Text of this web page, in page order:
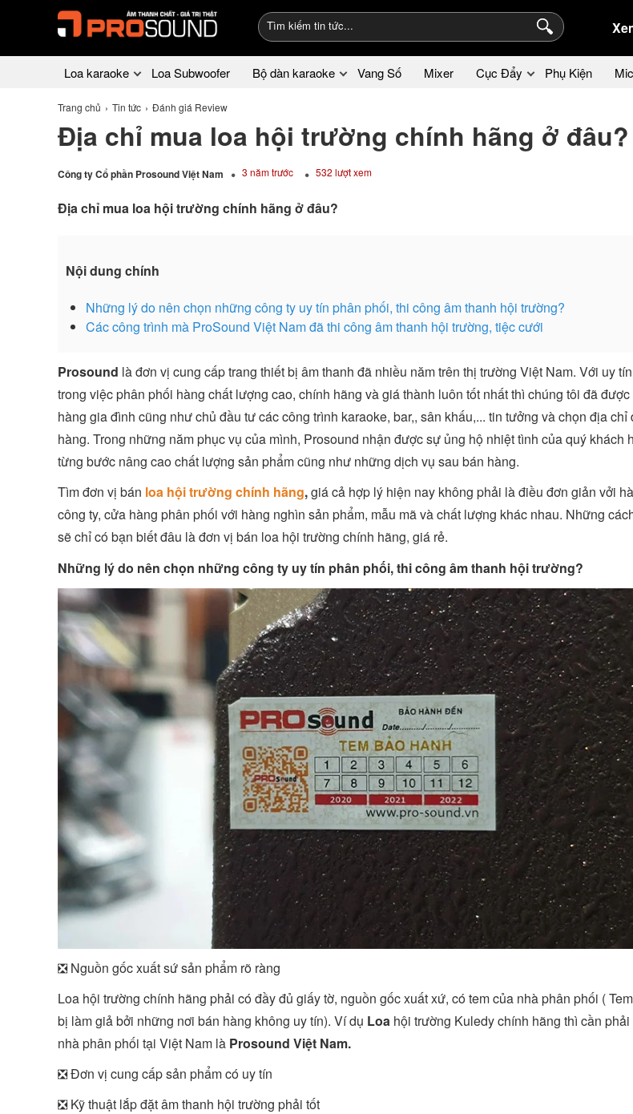
Loa karaoke Loa Subwoofer Bộ dàn karaoke Vang Số Mixer Cục Đẩy Phụ Kiện
Trang chủ Tin tức Đánh giá Review
Địa chỉ mua loa hội trường chính hãng ở đâu?
Công ty Cổ phần Prosound Việt Nam 3 năm trước 532 lượt xem
Địa chỉ mua loa hội trường chính hãng ở đâu?
Nội dung chính
Những lý do nên chọn những công ty uy tín phân phối, thi công âm thanh hội trường?
Các công trình mà ProSound Việt Nam đã thi công âm thanh hội trường, tiệc cưới
Prosound là đơn vị cung cấp trang thiết bị âm thanh đã nhiều năm trên thị trường Việt Nam. Với uy
trong việc phân phối hàng chất lượng cao, chính hãng và giá thành luôn tốt nhất thì chúng tôi đã
hàng gia đình cũng như chủ đầu tư các công trình karaoke, bar,, sân khấu,... tin tưởng và chọn địa chỉ
hàng. Trong những năm phục vụ của mình, Prosound nhận được sự ủng hộ nhiệt tình của quý khách
từng bước nâng cao chất lượng sản phẩm cũng như những dịch vụ sau bán hàng.
Tìm đơn vị bán loa hội trường chính hãng,giá cả hợp lý hiện nay không phải là điều đơn giản vởi
công ty, cửa hàng phân phối với hàng nghìn sản phẩm, mẫu mã và chất lượng khác nhau. Những
sẽ chỉ có bạn biết đâu là đơn vị bán loa hội trường chính hãng, giá rẻ.
Những lý do nên chọn những công ty uy tín phân phối, thi công âm thanh hội trường?
❎ Nguồn gốc xuất sứ sản phẩm rõ ràng
Loa hội trường chính hãng phải có đầy đủ giấy tờ, nguồn gốc xuất xứ, có tem của nhà phân phối (
bị làm giả bởi những nơi bán hàng không uy tín). Ví dụ Loa hội trường Kuledy chính hãng thì cần
nhà phân phối tại Việt Nam là Prosound Việt Nam.
❎ Đơn vị cung cấp sản phẩm có uy tín
❎ Kỹ thuật lắp đặt âm thanh hội trường phải tốt